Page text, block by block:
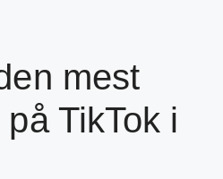
mest
TikTok i